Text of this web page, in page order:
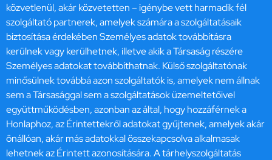
közvetlenül, akár közvetetten – igénybe vett harmadik fél
szolgáltató partnerek, amelyek számára a szolgáltatásaik
biztosítása érdekében Személyes adatok továbbításra
kerülnek vagy kerülhetnek, illetve akik a Társaság részére
Személyes adatokat továbbíthatnak. Külső szolgáltatónak
minősülnek továbbá azon szolgáltatók is, amelyek nem állnak
sem a Társasággal sem a szolgáltatások üzemeltetőivel
együttműködésben, azonban az által, hogy hozzáférnek a
Honlaphoz, az Érintettekről adatokat gyűjtenek, amelyek akár
önállóan, akár más adatokkal összekapcsolva alkalmasak
lehetnek az Érintett azonosítására. A tárhelyszolgáltatás